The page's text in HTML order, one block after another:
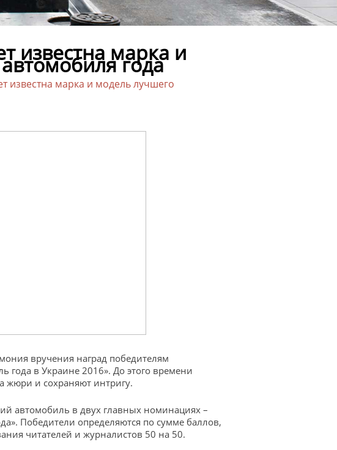
известна марка и
года
известна марка и модель лучшего
вручения наград победителям
года в Украине 2016». До этого времени
жюри и сохраняют интригу.
автомобиль в двух главных номинациях –
Победители определяются по сумме баллов,
читателей и журналистов 50 на 50.